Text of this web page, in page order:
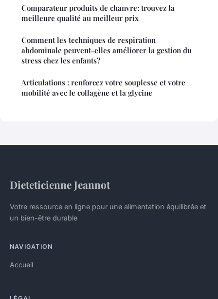
Comparateur produits de chanvre: trouvez la
meilleure qualité au meilleur prix
Comment les techniques de respiration
abdominale peuvent-elles améliorer la gestion du
stress chez les enfants?
Articulations : renforcez votre souplesse et votre
mobilité avec le collagène et la glycine
Dieteticienne Jeannot
Votre ressource en ligne pour une alimentation équilibrée et
un bien-être durable
NAVIGATION
Accueil